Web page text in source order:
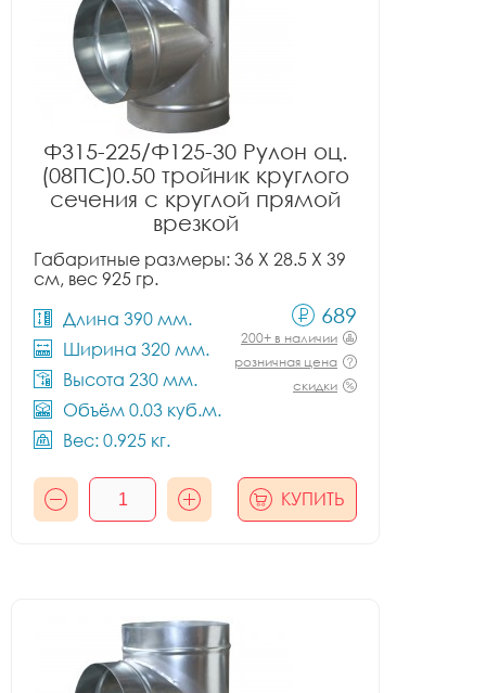
Ф315-225/Ф125-30 Рулон оц.
(08ПС)0.50 тройник круглого
сечения с круглой прямой
врезкой
Габаритные размеры: 36 X 28.5 X 39
см, вес 925 гр.
Длина 390 мм.
Ширина 320 мм.
Высота 230 мм.
Объём 0.03 куб.м.
Вес: 0.925 кг.
689
200+ в наличии
розничная цена
скидки
КУПИТЬ